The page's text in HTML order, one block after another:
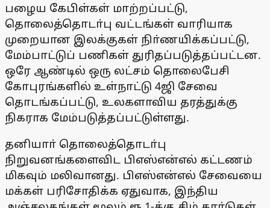
பழைய கேபிள்கள் மாற்றப்பட்டு,
தொலைத்தொடா்பு வட்டங்கள் வாரியாக
முறையான இலக்குகள் நிா்ணயிக்கப்பட்டு,
மேம்பாட்டுப் பணிகள் துரிதப்படுத்தப்பட்டன.
ஒரே ஆண்டில் ஒரு லட்சம் தொலைபேசி
கோபுரங்களில் உள்நாட்டு 4ஜி சேவை
தொடங்கப்பட்டு, உலகளாவிய தரத்துக்கு
நிகராக மேம்படுத்தப்பட்டுள்ளது.
தனியாா் தொலைத்தொடா்பு
நிறுவனங்களைவிட பிஎஸ்என்எல் கட்டணம்
மிகவும் மலிவானது. பிஎஸ்என்எல் சேவையை
மக்கள் பரிசோதிக்க ஏதுவாக, இந்திய